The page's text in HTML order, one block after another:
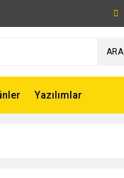
ARA
Yazılımlar